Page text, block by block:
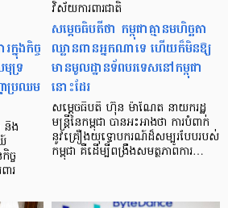
នុងកិច្ច
ទ្រ
ាប្រឈម
និង
ច្ច
ារ
វិស័យការពារជាតិ
សម្តេចធិបតីថា កម្ពុជាគ្មានមហិច្ឆតា
ឈ្លានពានអ្នកណាទេ ហើយក៏មិនឱ្យ
មានមូលដ្ឋានទ័ពបរទេសនៅកម្ពុជា
នោះដែរ
សម្ដេចធិបតី ហ៊ុន ម៉ាណែត នាយករដ្ឋ
មន្ត្រីនៃកម្ពុជា បានអះអាងថា ការបំពាក់
នូវគ្រឿងយុទ្ធោបករណ៍ដ៏សម្បូរបែបរបស់
កម្ពុជា គឺដើម្បីពង្រឹងសមត្ថភាពការ…